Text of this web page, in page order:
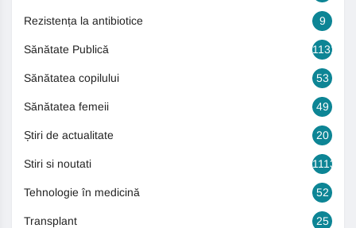
Rezistența la antibiotice 9
Sănătate Publică 1131
Sănătatea copilului 53
Sănătatea femeii 49
Știri de actualitate 20
Stiri si noutati 1113
Tehnologie în medicină 52
Transplant 25